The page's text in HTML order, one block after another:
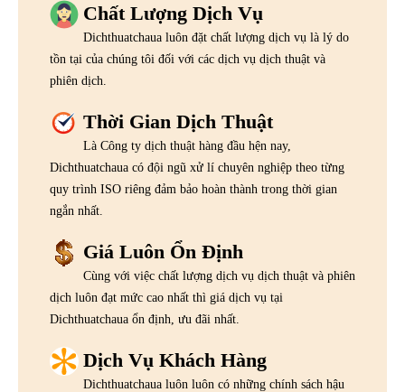
Chất Lượng Dịch Vụ
Dichthuatchaua luôn đặt chất lượng dịch vụ là lý do
tồn tại của chúng tôi đối với các dịch vụ dịch thuật và
phiên dịch.
Thời Gian Dịch Thuật
Là Công ty dịch thuật hàng đầu hện nay,
Dichthuatchaua có đội ngũ xử lí chuyên nghiệp theo từng
quy trình ISO riêng đảm bảo hoàn thành trong thời gian
ngắn nhất.
Giá Luôn Ổn Định
Cùng với việc chất lượng dịch vụ dịch thuật và phiên
dịch luôn đạt mức cao nhất thì giá dịch vụ tại
Dichthuatchaua ổn định, ưu đãi nhất.
Dịch Vụ Khách Hàng
Dichthuatchaua luôn luôn có những chính sách hậu